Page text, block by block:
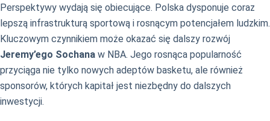
Perspektywy wydają się obiecujące. Polska dysponuje coraz
lepszą infrastrukturą sportową i rosnącym potencjałem ludzkim.
Kluczowym czynnikiem może okazać się dalszy rozwój
Jeremy’ego Sochana w NBA. Jego rosnąca popularność
przyciąga nie tylko nowych adeptów basketu, ale również
sponsorów, których kapitał jest niezbędny do dalszych
inwestycji.